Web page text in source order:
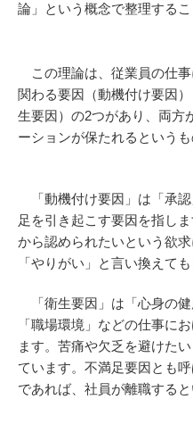
論」という概念で整理するこ
この理論は、従業員の仕
関わる要因（動機付け要因
生要因）の2つがあり、両方
ーションが保たれるというも
「動機付け要因」は「承
足を引き起こす要因を指し
から認められたいという欲
「やりがい」と言い換えて
「衛生要因」は「心身の健
「職場環境」などの仕事に
ます。苦痛や欠乏を避けた
ています。不満足要因とも
であれば、社員が離職する